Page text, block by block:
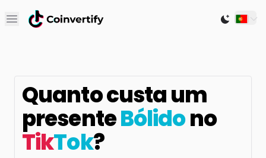
Open main menu Switch
Quanto custa um
presenteBólidono
TikTok?